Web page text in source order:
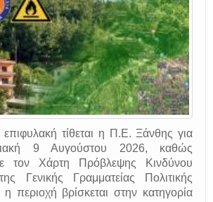
τίθεται η Π.Ε. Ξάνθης για
9 Αυγούστου 2026, καθώς
τον Χάρτη Πρόβλεψης Κινδύνου
Γενικής Γραμματείας Πολιτικής
περιοχή βρίσκεται στην κατηγορία